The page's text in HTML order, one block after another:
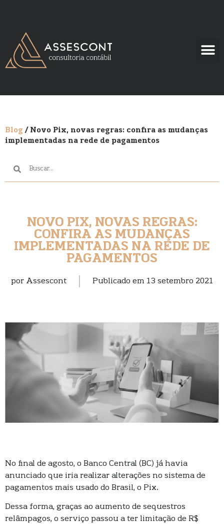
Blog/ Novo Pix, novas regras: confira as mudanças
implementadas na rede de pagamentos
NOVO PIX, NOVAS REGRAS:
CONFIRA AS MUDANÇAS
IMPLEMENTADAS NA REDE DE
PAGAMENTOS
por Assescont Publicado em 13 setembro 2021
No final de agosto, o Banco Central (BC) já havia
anunciado que iria realizar alterações no sistema de
pagamentos mais usado do Brasil, o Pix.
Dessa forma, graças ao aumento de sequestros
relâmpagos, o serviço passou a ter limitação de R$